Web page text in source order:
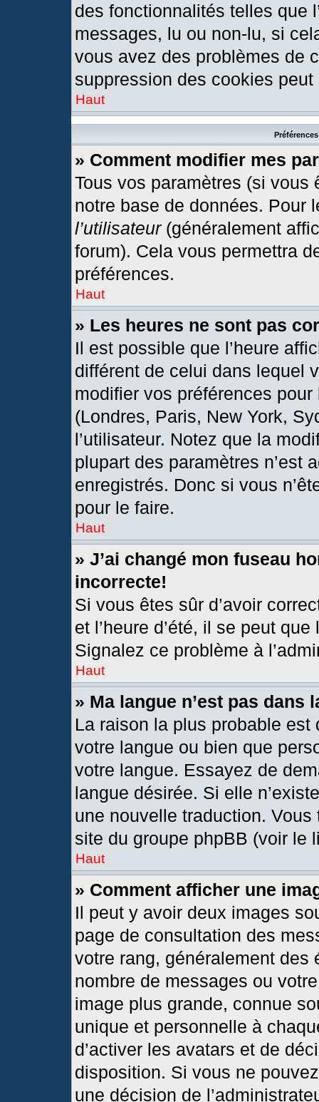
des fonctionnalités telles que
messages, lu ou non-lu, si
vous avez des problèmes de
suppression des cookies peut
Haut
» Comment modifier mes
Tous vos paramètres (si
notre base de données. Pour
l’utilisateur(généralement
forum). Cela vous permettra
préférences.
Haut
» Les heures ne sont pas
Il est possible que l’heure
différent de celui dans lequel
modifier vos préférences
(Londres, Paris, New York,
l’utilisateur. Notez que la
plupart des paramètres n’est
enregistrés. Donc si vous
pour le faire.
Haut
» J’ai changé mon fuseau
incorrecte!
Si vous êtes sûr d’avoir
et l’heure d’été, il se peut
Signalez ce problème à
Haut
» Ma langue n’est pas dans
La raison la plus probable est
votre langue ou bien que
votre langue. Essayez de
langue désirée. Si elle
une nouvelle traduction.
site du groupe phpBB (voir le
Haut
» Comment afficher une
Il peut y avoir deux images
page de consultation des
votre rang, généralement
nombre de messages ou
image plus grande, connue
unique et personnelle à
d’activer les avatars et de
disposition. Si vous ne
une décision de